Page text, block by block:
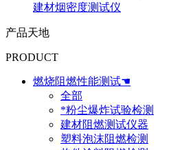
建材烟密度测试仪
产品天地
PRODUCT
燃烧阻燃性能测试☚
全部
*粉尘爆炸试验检测
建材阻燃测试仪器
塑料泡沫阻燃检测